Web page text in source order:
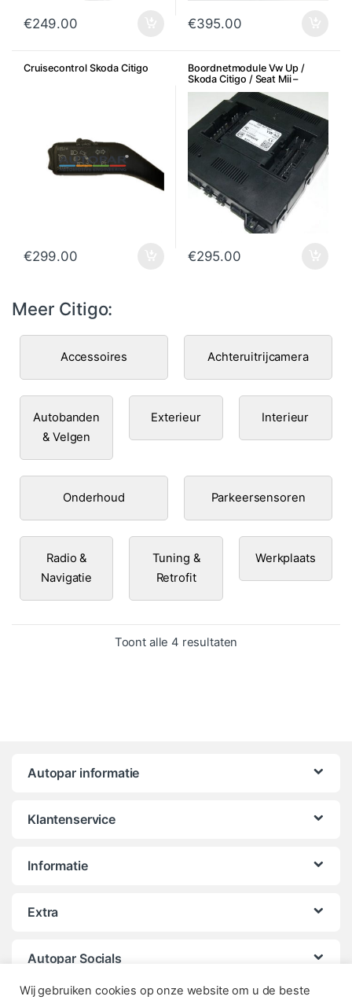
€249.00 €395.00
Cruisecontrol Skoda Citigo
€299.00
Boordnetmodule Vw Up /
Skoda Citigo / Seat Mii –
Geschikt voor Cruisecontrole
€295.00
Meer Citigo:
Accessoires Achteruitrijcamera
Autobanden
& Velgen
Exterieur Interieur
Onderhoud Parkeersensoren
Radio &
Navigatie
Tuning &
Retrofit
Werkplaats
Toont alle 4 resultaten
Autopar informatie
Klantenservice
Informatie
Extra
Autopar Socials
Wij gebruiken cookies op onze website om u de beste